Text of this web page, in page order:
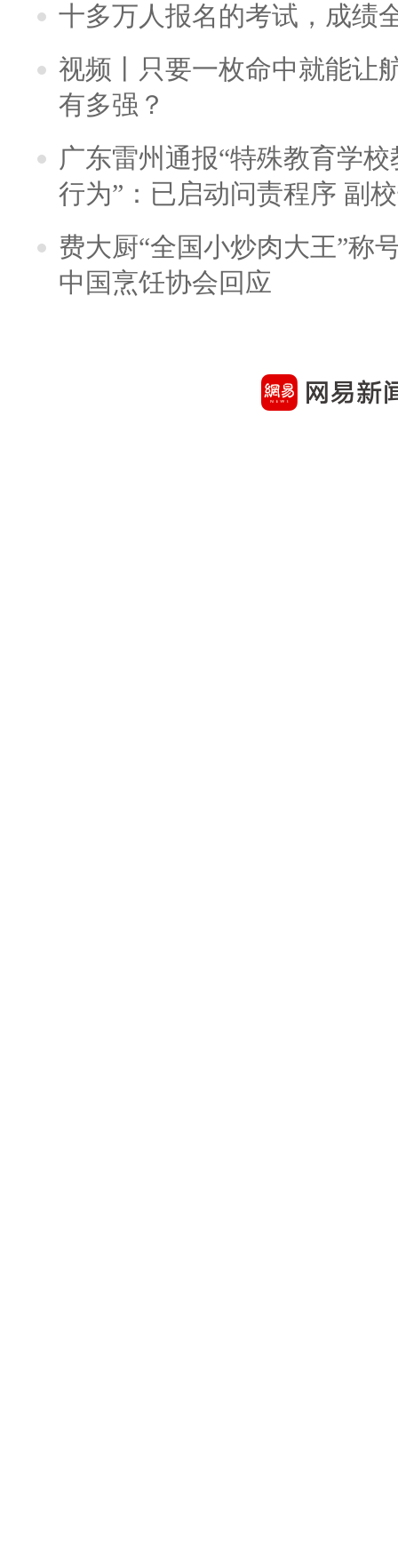
十多万人报名的考试，成绩
视频丨只要一枚命中就能让
有多强？
广东雷州通报“特殊教育学
行为”：已启动问责程序 副
费大厨“全国小炒肉大王”称
中国烹饪协会回应